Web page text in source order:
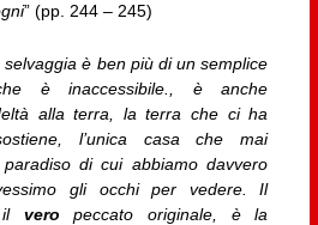
” (pp. 244 – 245)
selvaggia è ben più di un semplice
è inaccessibile., è anche
alla terra, la terra che ci ha
l’unica casa che mai
paradiso di cui abbiamo davvero
gli occhi per vedere. Il
il vero peccato originale, è la